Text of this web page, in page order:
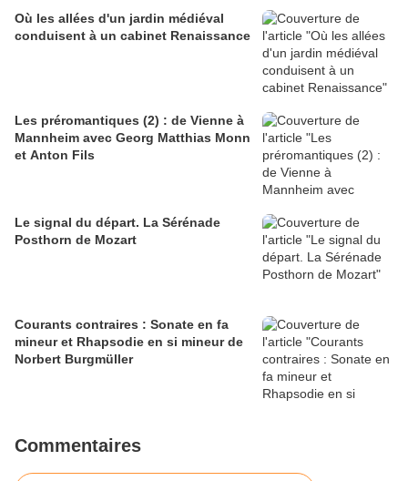
Où les allées d'un jardin médiéval
conduisent à un cabinet Renaissance
Les préromantiques (2) : de Vienne à
Mannheim avec Georg Matthias Monn
et Anton Fils
Le signal du départ. La Sérénade
Posthorn de Mozart
Courants contraires : Sonate en fa
mineur et Rhapsodie en si mineur de
Norbert Burgmüller
Commentaires